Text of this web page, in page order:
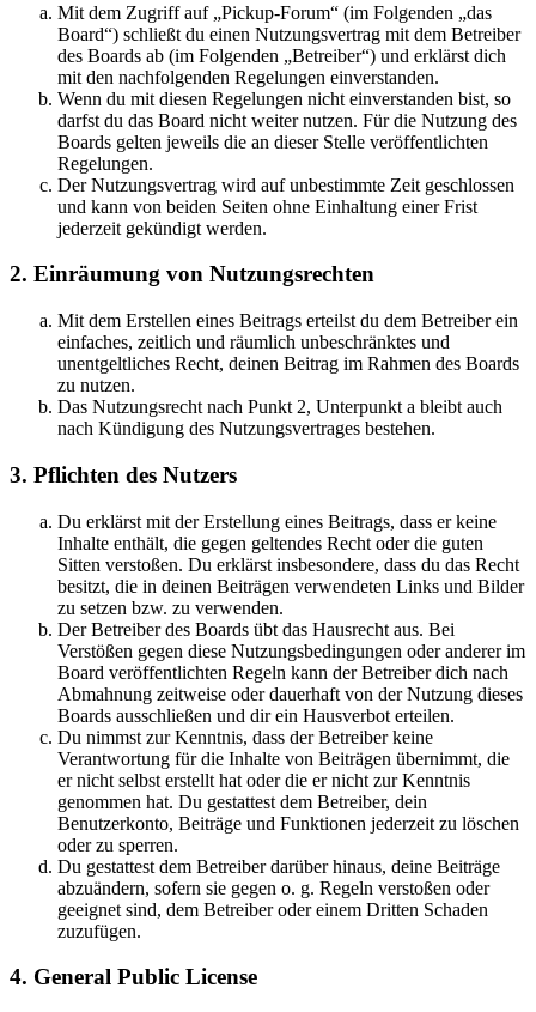
Mit dem Zugriff auf „Pickup-Forum“ (im Folgenden „das
Board“) schließt du einen Nutzungsvertrag mit dem Betreiber
des Boards ab (im Folgenden „Betreiber“) und erklärst dich
mit den nachfolgenden Regelungen einverstanden.
Wenn du mit diesen Regelungen nicht einverstanden bist, so
darfst du das Board nicht weiter nutzen. Für die Nutzung des
Boards gelten jeweils die an dieser Stelle veröffentlichten
Regelungen.
Der Nutzungsvertrag wird auf unbestimmte Zeit geschlossen
und kann von beiden Seiten ohne Einhaltung einer Frist
jederzeit gekündigt werden.
2. Einräumung von Nutzungsrechten
Mit dem Erstellen eines Beitrags erteilst du dem Betreiber ein
einfaches, zeitlich und räumlich unbeschränktes und
unentgeltliches Recht, deinen Beitrag im Rahmen des Boards
zu nutzen.
Das Nutzungsrecht nach Punkt 2, Unterpunkt a bleibt auch
nach Kündigung des Nutzungsvertrages bestehen.
3. Pflichten des Nutzers
Du erklärst mit der Erstellung eines Beitrags, dass er keine
Inhalte enthält, die gegen geltendes Recht oder die guten
Sitten verstoßen. Du erklärst insbesondere, dass du das Recht
besitzt, die in deinen Beiträgen verwendeten Links und Bilder
zu setzen bzw. zu verwenden.
Der Betreiber des Boards übt das Hausrecht aus. Bei
Verstößen gegen diese Nutzungsbedingungen oder anderer im
Board veröffentlichten Regeln kann der Betreiber dich nach
Abmahnung zeitweise oder dauerhaft von der Nutzung dieses
Boards ausschließen und dir ein Hausverbot erteilen.
Du nimmst zur Kenntnis, dass der Betreiber keine
Verantwortung für die Inhalte von Beiträgen übernimmt, die
er nicht selbst erstellt hat oder die er nicht zur Kenntnis
genommen hat. Du gestattest dem Betreiber, dein
Benutzerkonto, Beiträge und Funktionen jederzeit zu löschen
oder zu sperren.
Du gestattest dem Betreiber darüber hinaus, deine Beiträge
abzuändern, sofern sie gegen o. g. Regeln verstoßen oder
geeignet sind, dem Betreiber oder einem Dritten Schaden
zuzufügen.
4. General Public License